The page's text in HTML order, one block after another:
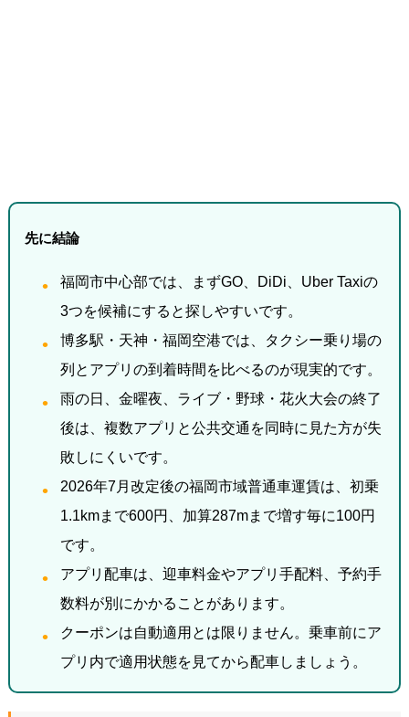
先に結論
福岡市中心部では、まずGO、DiDi、Uber Taxiの
3つを候補にすると探しやすいです。
博多駅・天神・福岡空港では、タクシー乗り場の
列とアプリの到着時間を比べるのが現実的です。
雨の日、金曜夜、ライブ・野球・花火大会の終了
後は、複数アプリと公共交通を同時に見た方が失
敗しにくいです。
2026年7月改定後の福岡市域普通車運賃は、初乗
1.1kmまで600円、加算287mまで増す毎に100円
です。
アプリ配車は、迎車料金やアプリ手配料、予約手
数料が別にかかることがあります。
クーポンは自動適用とは限りません。乗車前にア
プリ内で適用状態を見てから配車しましょう。